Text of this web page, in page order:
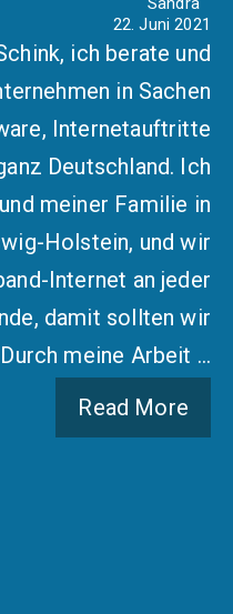
22. Juni 2021
ich berate und
in Sachen
Internetauftritte
Deutschland. Ich
meiner Familie in
Holstein, und wir
Internet an jeder
damit sollten wir
meine Arbeit …
Read More